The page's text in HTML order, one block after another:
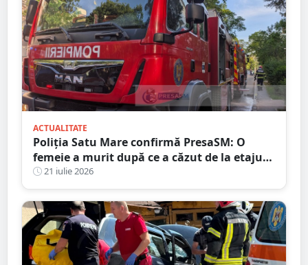
ACTUALITATE
Poliția Satu Mare confirmă PresaSM: O
femeie a murit după ce a căzut de la etajul
al IV-lea al unui bloc
21 iulie 2026